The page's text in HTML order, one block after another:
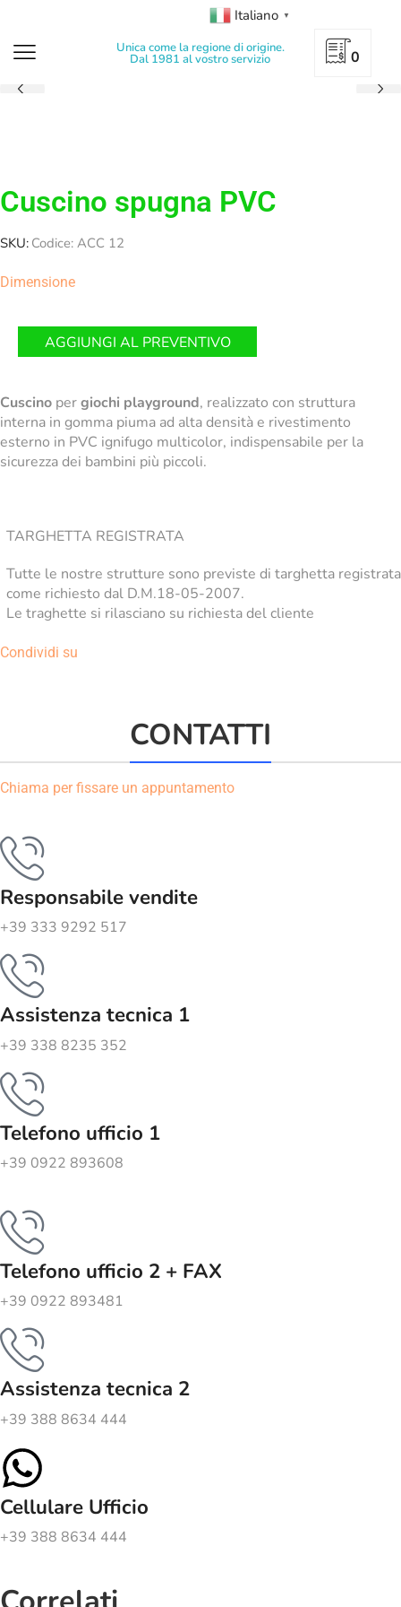
Italiano ▼
Unica come la regione di origine.
Dal 1981 al vostro servizio 0
Cuscino spugna PVC
SKU: Codice: ACC 12
Dimensione
AGGIUNGI AL PREVENTIVO
Cuscino pergiochi playground, realizzato con struttura
interna in gomma piuma ad alta densità e rivestimento
esterno in PVC ignifugo multicolor, indispensabile per la
sicurezza dei bambini più piccoli.
TARGHETTA REGISTRATA
Tutte le nostre strutture sono previste di targhetta registrata
come richiesto dal D.M.18-05-2007.
Le traghette si rilasciano su richiesta del cliente
Condividi su
CONTATTI
Chiama per fissare un appuntamento
Responsabile vendite
+39 333 9292 517
Assistenza tecnica 1
+39 338 8235 352
Telefono ufficio 1
+39 0922 893608
Telefono ufficio 2 + FAX
+39 0922 893481
Assistenza tecnica 2
+39 388 8634 444
Cellulare Ufficio
+39 388 8634 444